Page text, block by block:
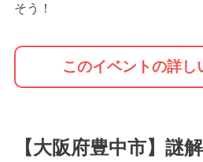
そう！
このイベントの詳し
【大阪府豊中市】謎